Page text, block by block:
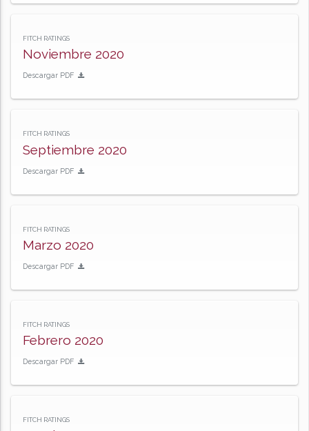
FITCH RATINGS
Noviembre 2020
Descargar PDF
FITCH RATINGS
Septiembre 2020
Descargar PDF
FITCH RATINGS
Marzo 2020
Descargar PDF
FITCH RATINGS
Febrero 2020
Descargar PDF
FITCH RATINGS